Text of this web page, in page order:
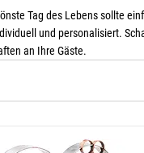
Tag des Lebens sollte
und personalisiert.
an Ihre Gäste.